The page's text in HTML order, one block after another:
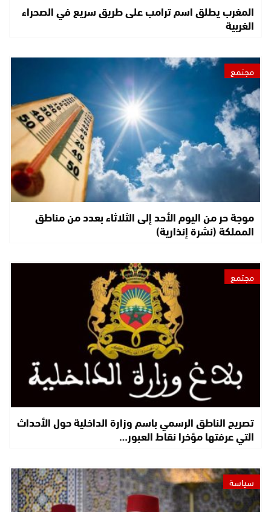
المغرب يطلق اسم ترامب على طريق سريع في الصحراء
الغربية
مجتمع
موجة حر من اليوم الأحد إلى الثلاثاء بعدد من مناطق
المملكة (نشرة إنذارية)
مجتمع
تصريح الناطق الرسمي باسم وزارة الداخلية حول الأحداث
التي عرفتها مؤخرا نقاط العبور…
سياسة